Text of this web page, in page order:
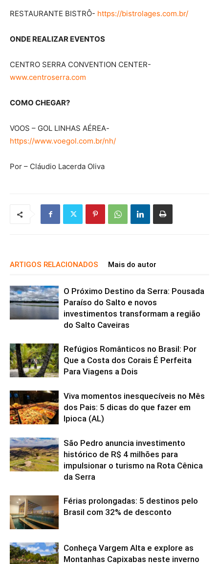
RESTAURANTE BISTRÔ- https://bistrolages.com.br/
ONDE REALIZAR EVENTOS
CENTRO SERRA CONVENTION CENTER-
www.centroserra.com
COMO CHEGAR?
VOOS – GOL LINHAS AÉREA-
https://www.voegol.com.br/nh/
Por – Cláudio Lacerda Oliva
ARTIGOS RELACIONADOS Mais do autor
O Próximo Destino da Serra: Pousada
Paraíso do Salto e novos
investimentos transformam a região
do Salto Caveiras
Refúgios Românticos no Brasil: Por
Que a Costa dos Corais É Perfeita
Para Viagens a Dois
Viva momentos inesquecíveis no Mês
dos Pais: 5 dicas do que fazer em
Ipioca (AL)
São Pedro anuncia investimento
histórico de R$ 4 milhões para
impulsionar o turismo na Rota Cênica
da Serra
Férias prolongadas: 5 destinos pelo
Brasil com 32% de desconto
Conheça Vargem Alta e explore as
Montanhas Capixabas neste inverno